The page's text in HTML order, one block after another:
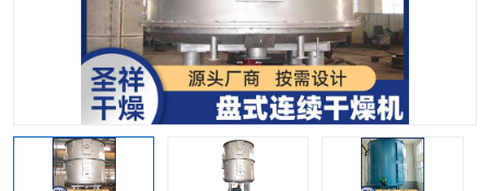
振动流化床干燥机 盘式干燥机